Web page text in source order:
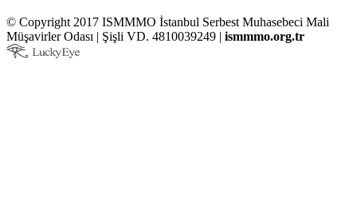
© Copyright 2017 ISMMMO İstanbul Serbest Muhasebeci Mali
Müşavirler Odası | Şişli VD. 4810039249 | ismmmo.org.tr